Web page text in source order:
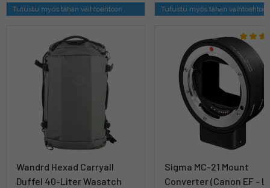
Tutustu myös tähän vaihtoehtoon Tutustu myös tähän
Wandrd Hexad Carryall
Duffel 40-Liter Wasatch
Sigma MC-21 Mount
Converter (Canon EF - L